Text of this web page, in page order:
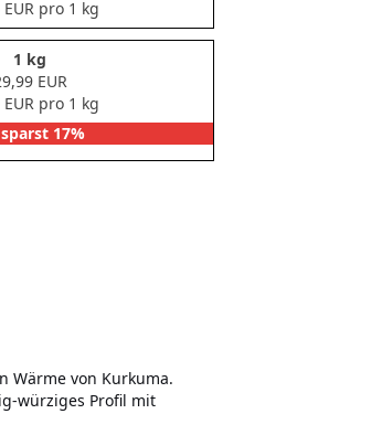
pro 1 kg
1 kg
EUR
pro 1 kg
17%
Wärme von Kurkuma.
würziges Profil mit